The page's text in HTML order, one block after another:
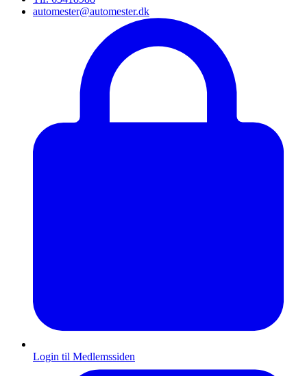
automester@automester.dk
Login til Medlemssiden